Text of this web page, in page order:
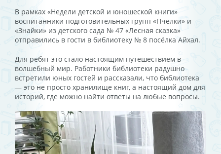
В рамках «Недели детской и юношеской книги»
воспитанники подготовительных групп «Пчёлки» и
«Знайки» из детского сада № 47 «Лесная сказка»
отправились в гости в библиотеку № 8 посёлка Айхал.
Для ребят это стало настоящим путешествием в
волшебный мир. Работники библиотеки радушно
встретили юных гостей и рассказали, что библиотека
— это не просто хранилище книг, а настоящий дом для
историй, где можно найти ответы на любые вопросы.